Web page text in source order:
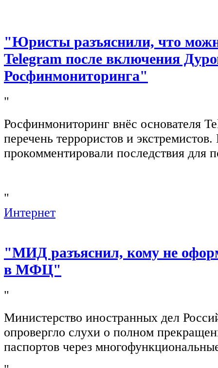
"Юристы разъяснили, что
Telegram после включения
Росфинмониторинга"
"
Росфинмониторинг внёс основателя
перечень террористов и
прокомментировали последствия для
"
Интернет
"МИД разъяснил, кому не
в МФЦ"
"
Министерство иностранных дел
опровергло слухи о полном
паспортов через